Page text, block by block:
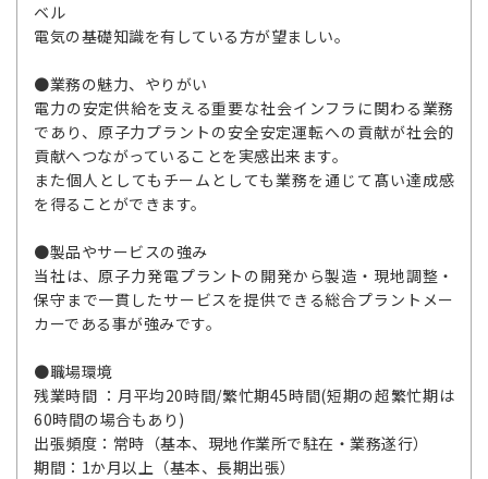
ベル
電気の基礎知識を有している方が望ましい。
●業務の魅力、やりがい
電力の安定供給を支える重要な社会インフラに関わる業務
であり、原子力プラントの安全安定運転への貢献が社会的
貢献へつながっていることを実感出来ます。
また個人としてもチームとしても業務を通じて髙い達成感
を得ることができます。
●製品やサービスの強み
当社は、原子力発電プラントの開発から製造・現地調整・
保守まで一貫したサービスを提供できる総合プラントメー
カーである事が強みです。
●職場環境
残業時間 ：月平均20時間/繁忙期45時間(短期の超繁忙期は
60時間の場合もあり)
出張頻度：常時（基本、現地作業所で駐在・業務遂行）
期間：1か月以上（基本、長期出張）